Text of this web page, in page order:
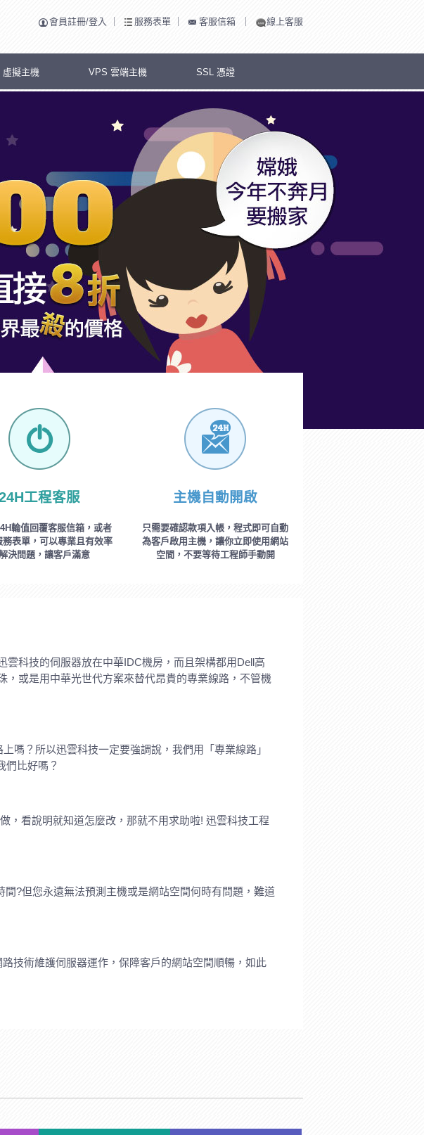
會員註冊/登入 服務表單 客服信箱 線上客服
虛擬主機 VPS 雲端主機 SSL 憑證
工程客服
輪值回覆客服信箱，或者
務表單，可以專業且有效率
決問題，讓客戶滿意
主機自動開啟
只需要確認款項入帳，程式即可自動
為客戶啟用主機，讓你立即使用網站
空間，不要等待工程師手動開
科技的伺服器放在中華IDC機房，而且架構都用Dell高
或是用中華光世代方案來替代昂貴的專業線路，不管機
嗎？所以迅雲科技一定要強調說，我們用「專業線路」
們比好嗎？
，看說明就知道怎麼改，那就不用求助啦! 迅雲科技工程
?但您永遠無法預測主機或是網站空間何時有問題，難道
技術維護伺服器運作，保障客戶的網站空間順暢，如此